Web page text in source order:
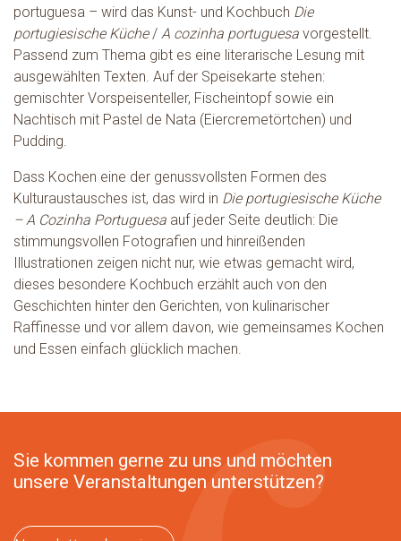
portuguesa – wird das Kunst- und Kochbuch Die
portugiesische Küche/ A cozinha portuguesa vorgestellt.
Passend zum Thema gibt es eine literarische Lesung mit
ausgewählten Texten. Auf der Speisekarte stehen:
gemischter Vorspeisenteller, Fischeintopf sowie ein
Nachtisch mit Pastel de Nata (Eiercremetörtchen) und
Pudding.
Dass Kochen eine der genussvollsten Formen des
Kulturaustausches ist, das wird in Die portugiesische Küche
– A Cozinha Portuguesa auf jeder Seite deutlich: Die
stimmungsvollen Fotografien und hinreißenden
Illustrationen zeigen nicht nur, wie etwas gemacht wird,
dieses besondere Kochbuch erzählt auch von den
Geschichten hinter den Gerichten, von kulinarischer
Raffinesse und vor allem davon, wie gemeinsames Kochen
und Essen einfach glücklich machen.
Sie kommen gerne zu uns und möchten
unsere Veranstaltungen unterstützen?